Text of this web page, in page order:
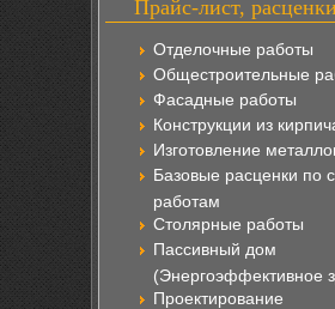
Прайс-лист,
Отделочные работы
Общестроительные
Фасадные работы
Конструкции из
Изготовление
Базовые расценки по
работам
Столярные работы
Пассивный дом
(Энергоэффективное
Проектирование